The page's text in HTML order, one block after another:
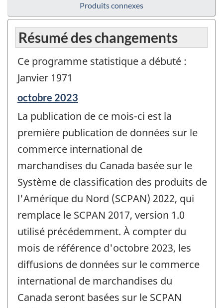
Produits connexes
Résumé des changements
Ce programme statistique a débuté :
Janvier 1971
Période
référence
de
changement
-
octobre 2023
La publication de ce mois-ci est la
première publication de données sur le
commerce international de
marchandises du Canada basée sur le
Système de classification des produits de
l'Amérique du Nord (SCPAN) 2022, qui
remplace le SCPAN 2017, version 1.0
utilisé précédemment. À compter du
mois de référence d'octobre 2023, les
diffusions de données sur le commerce
international de marchandises du
Canada seront basées sur le SCPAN